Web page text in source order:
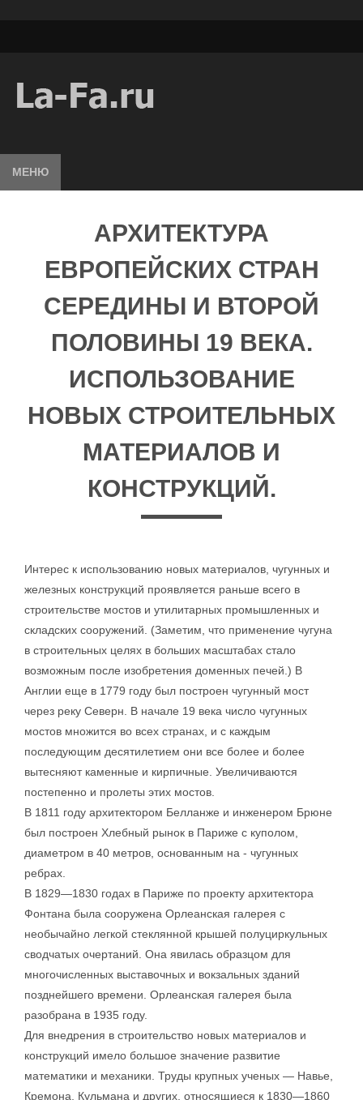
МЕНЮ
АРХИТЕКТУРА
ЕВРОПЕЙСКИХ СТРАН
СЕРЕДИНЫ И ВТОРОЙ
ПОЛОВИНЫ 19 ВЕКА.
ИСПОЛЬЗОВАНИЕ
НОВЫХ СТРОИТЕЛЬНЫХ
МАТЕРИАЛОВ И
КОНСТРУКЦИЙ.
Интерес к использованию новых материалов, чугунных и
железных конструкций проявляется раньше всего в
строительстве мостов и утилитарных промышленных и
складских сооружений. (Заметим, что применение чугуна
в строительных целях в больших масштабах стало
возможным после изобретения доменных печей.) В
Англии еще в 1779 году был построен чугунный мост
через реку Северн. В начале 19 века число чугунных
мостов множится во всех странах, и с каждым
последующим десятилетием они все более и более
вытесняют каменные и кирпичные. Увеличиваются
постепенно и пролеты этих мостов.
В 1811 году архитектором Белланже и инженером Брюне
был построен Хлебный рынок в Париже с куполом,
диаметром в 40 метров, основанным на - чугунных
ребрах.
В 1829—1830 годах в Париже по проекту архитектора
Фонтана была сооружена Орлеанская галерея с
необычайно легкой стеклянной крышей полуциркульных
сводчатых очертаний. Она явилась образцом для
многочисленных выставочных и вокзальных зданий
позднейшего времени. Орлеанская галерея была
разобрана в 1935 году.
Для внедрения в строительство новых материалов и
конструкций имело большое значение развитие
математики и механики. Труды крупных ученых — Навье,
Кремона, Кульмана и других, относящиеся к 1830—1860